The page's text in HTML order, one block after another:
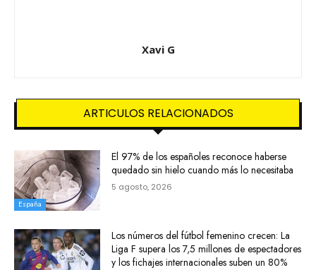
Xavi G
ARTICULOS RELACIONADOS
España
El 97% de los españoles reconoce haberse
quedado sin hielo cuando más lo necesitaba
5 agosto, 2026
Los números del fútbol femenino crecen: La
Liga F supera los 7,5 millones de espectadores
y los fichajes internacionales suben un 80%